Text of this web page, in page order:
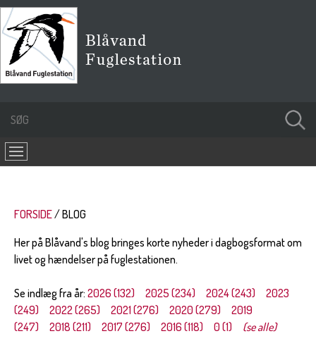
FORSIDE
BLOG
Her på Blåvand's blog bringes korte nyheder i dagbogsformat om
livet og hændelser på fuglestationen.
Se indlæg fra år: 2026 (132) 2025 (234) 2024 (243)
2023
(249)
2022 (265) 2021 (276) 2020 (279)
2019
(247)
2018 (211) 2017 (276) 2016 (118) 0 (1) (se alle)